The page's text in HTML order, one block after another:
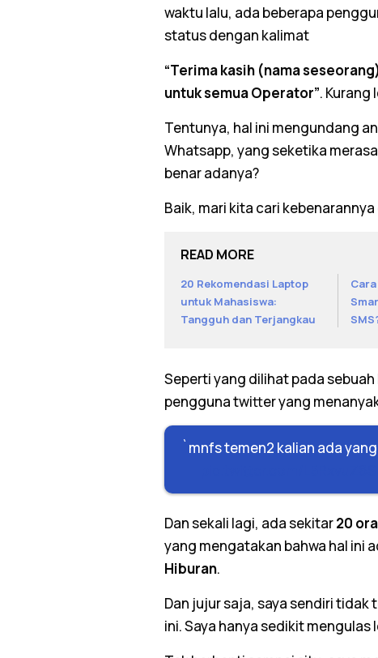
waktu lalu, ada beberapa
status dengan kalimat
“Terima kasih (nama
untuk semua Operator”. Kurang
Tentunya, hal ini mengundang
Whatsapp, yang seketika merasa
benar adanya?
Baik, mari kita cari kebenarannya
READ MORE
20 Rekomendasi Laptop
untuk Mahasiswa:
Tangguh dan Terjangkau
Seperti yang dilihat pada
pengguna twitter yang
`mnfs temen2 kalian ada
Dan sekali lagi, ada sekitar20
yang mengatakan bahwa hal ini
Hiburan.
Dan jujur saja, saya sendiri
ini. Saya hanya sedikit